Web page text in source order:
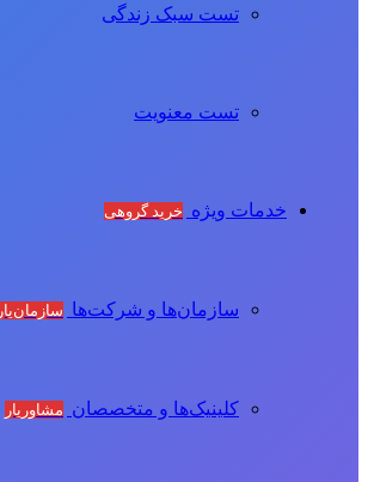
تست سبک زندگی
تست معنویت
خدمات ویژه خرید گروهی
سازمان‌ها و شرکت‌ها سازمان‌یار
کلینیک‌ها و متخصصان مشاوریار